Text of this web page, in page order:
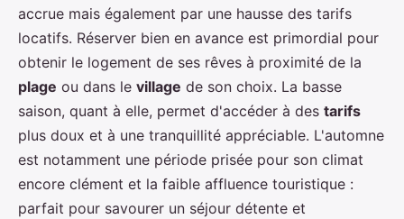
accrue mais également par une hausse des tarifs
locatifs. Réserver bien en avance est primordial pour
obtenir le logement de ses rêves à proximité de la
plage ou dans le village de son choix. La basse
saison, quant à elle, permet d'accéder à des tarifs
plus doux et à une tranquillité appréciable. L'automne
est notamment une période prisée pour son climat
encore clément et la faible affluence touristique :
parfait pour savourer un séjour détente et